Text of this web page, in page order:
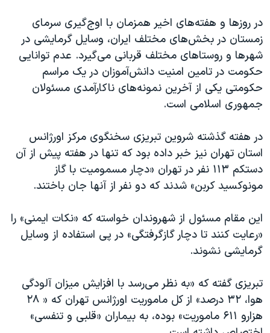
در روزها و هفته‌های اخیر همزمان با اوج‌گیری سرمای
زمستان در بخش‌های مختلف ایران، وسایل گرمایشی در
شهرها و روستاهای مختلف قربانی می‌گیرد. عدم توانایی
حکومت در تامین امنیت دانش‌آموزان در یک مراسم
حکومتی یکی از آخرین نمونه‌های ناکارآمدی مسئولان
جمهوری اسلامی است.
در هفته گذشته شروین تبریزی سخنگوی مرکز اورژانس
استان تهران نیز خبر داده بود که تنها در هفته پیش از آن
دستکم ۱۱۳ نفر در تهران «دچار مسمومیت با گاز
مونوکسید کربن» شدند که دو نفر از آنها جان باختند.
این مقام مسئول از شهروندان خواسته که «نکات ایمنی» را
«رعایت کنند تا دچار گازگرفتگی» در پی استفاده از وسایل
گرمایشی نشوند.
تبریزی گفته که «به نظر می‌رسد با افزایش میزان آلودگی
هوا، ۳۲ درصد» از کل ماموریت اورژانس تهران که « ۲۸
هزارو ۶۱۱ ماموریت» بوده، به بیماران «قلبی و تنفسی»